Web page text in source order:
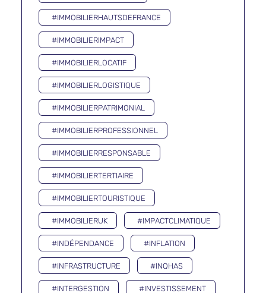
#IMMOBILIERHAUTSDEFRANCE
#IMMOBILIERIMPACT
#IMMOBILIERLOCATIF
#IMMOBILIERLOGISTIQUE
#IMMOBILIERPATRIMONIAL
#IMMOBILIERPROFESSIONNEL
#IMMOBILIERRESPONSABLE
#IMMOBILIERTERTIAIRE
#IMMOBILIERTOURISTIQUE
#IMMOBILIERUK #IMPACTCLIMATIQUE
#INDÉPENDANCE #INFLATION
#INFRASTRUCTURE #INQHAS
#INTERGESTION #INVESTISSEMENT